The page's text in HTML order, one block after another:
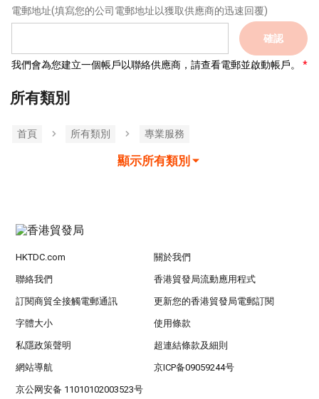
電郵地址(填寫您的公司電郵地址以獲取供應商的迅速回覆)
確認
我們會為您建立一個帳戶以聯絡供應商，請查看電郵並啟動帳戶。
所有類別
首頁 所有類別 專業服務
顯示所有類別
HKTDC.com 關於我們
聯絡我們 香港貿發局流動應用程式
訂閱商貿全接觸電郵通訊 更新您的香港貿發局電郵訂閱
字體大小 使用條款
私隱政策聲明 超連結條款及細則
網站導航 京ICP备09059244号
京公网安备 11010102003523号